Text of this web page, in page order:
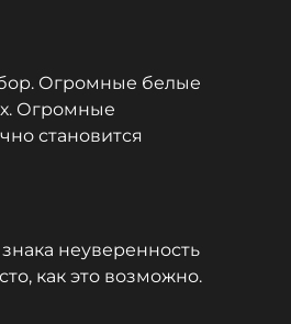
Огромные белые
Огромные
становится
неуверенность
как это возможно.